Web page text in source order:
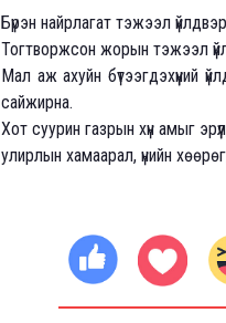
Бүрэн найрлагат тэжээл
Тогтворжсон жорын тэжээл
Мал аж ахуйн бүтээгдэхүүний
сайжирна.
Хот суурин газрын хүн амыг
улирлын хамаарал, үнийн